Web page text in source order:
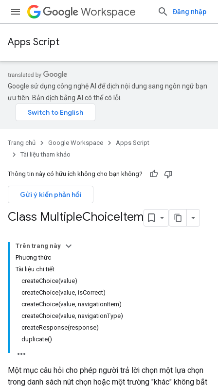
Workspace Đăng nhập
Apps Script
Google sử dụng công nghệ AI để dịch nội dung sang ngôn ngữ bạn
ưu tiên. Bản dịch bằng AI có thể có lỗi.
Trang chủ Google Workspace
Apps Script
Tài liệu tham khảo
Thông tin này có hữu ích không cho bạn không?
Gửi ý kiến phản hồi
Class MultipleChoiceItem
Trên trang này
Phương thức
Tài liệu chi tiết
createChoice(value)
createChoice(value, isCorrect)
createChoice(value, navigationItem)
createChoice(value, navigationType)
createResponse(response)
duplicate()
Một mục câu hỏi cho phép người trả lời chọn một lựa chọn
trong danh sách nút chọn hoặc một trường "khác" không bắt